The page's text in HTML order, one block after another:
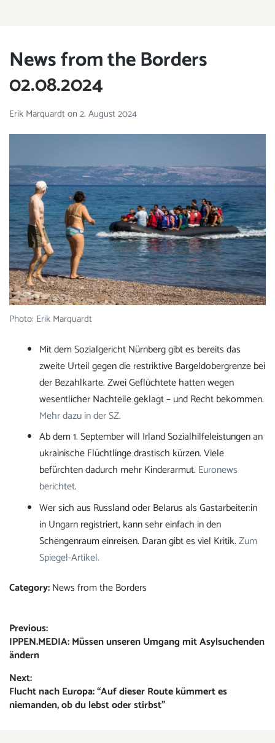
News from the Borders
02.08.2024
Erik Marquardton 2. August 2024
Photo: Erik Marquardt
Mit dem Sozialgericht Nürnberg gibt es bereits das
zweite Urteil gegen die restriktive Bargeldobergrenze bei
der Bezahlkarte. Zwei Geflüchtete hatten wegen
wesentlicher Nachteile geklagt – und Recht bekommen.
Mehr dazu in der SZ.
Ab dem 1. September will Irland Sozialhilfeleistungen an
ukrainische Flüchtlinge drastisch kürzen. Viele
befürchten dadurch mehr Kinderarmut. Euronews
berichtet.
Wer sich aus Russland oder Belarus als Gastarbeiter:in
in Ungarn registriert, kann sehr einfach in den
Schengenraum einreisen. Daran gibt es viel Kritik.Zum
Spiegel-Artikel.
Category:News from the Borders
Post
navigation
Previous:
Previous
post:
IPPEN.MEDIA: Müssen unseren Umgang mit Asylsuchenden
ändern
Next:
Next
post:
Flucht nach Europa: “Auf dieser Route kümmert es
niemanden, ob du lebst oder stirbst”